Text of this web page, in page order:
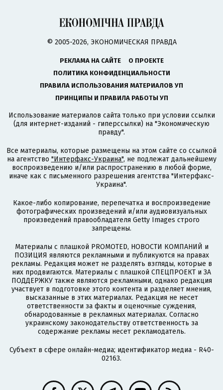
© 2005-2026, ЭКОНОМИЧЕСКАЯ ПРАВДА
РЕКЛАМА НА САЙТЕ
О ПРОЕКТЕ
ПОЛИТИКА КОНФИДЕНЦИАЛЬНОСТИ
ПРАВИЛА ИСПОЛЬЗОВАНИЯ МАТЕРИАЛОВ УП
ПРИНЦИПЫ И ПРАВИЛА РАБОТЫ УП
Использование материалов сайта только при условии ссылки
(для интернет-изданий - гиперссылки) на "Экономическую
правду".
Все материалы, которые размещены на этом сайте со ссылкой
на агентство "Интерфакс-Украина", не подлежат дальнейшему
воспроизведению и/или распространению в любой форме,
иначе как с письменного разрешения агентства "Интерфакс-
Украина".
Какое-либо копирование, перепечатка и воспроизведение
фотографических произведений и/или аудиовизуальных
произведений правообладателя Getty Images строго
запрещены.
Материалы с плашкой PROMOTED, НОВОСТИ КОМПАНИЙ и
ПОЗИЦИЯ являются рекламными и публикуются на правах
рекламы. Редакция может не разделять взгляды, которые в
них продвигаются. Материалы с плашкой СПЕЦПРОЕКТ и ЗА
ПОДДЕРЖКУ также являются рекламными, однако редакция
участвует в подготовке этого контента и разделяет мнения,
высказанные в этих материалах. Редакция не несет
ответственности за факты и оценочные суждения,
обнародованные в рекламных материалах. Согласно
украинскому законодательству ответственность за
содержание рекламы несет рекламодатель.
Субъект в сфере онлайн-медиа; идентификатор медиа - R40-
02163.